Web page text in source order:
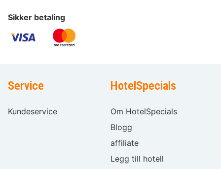
Sikker betaling
Service
Kundeservice
HotelSpecials
Om HotelSpecials
Blogg
affiliate
Legg till hotell